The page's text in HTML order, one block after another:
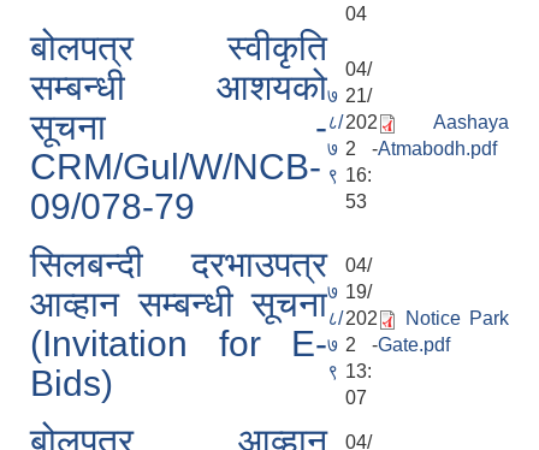
04
बोलपत्र स्वीकृति
सम्बन्धी आशयको
सूचना -
CRM/Gul/W/NCB-
09/078-79
७
८/
७
९
04/
21/
202
2 -
16:
53
Aashaya
Atmabodh.pdf
सिलबन्दी दरभाउपत्र
आव्हान सम्बन्धी सूचना
(Invitation for E-
Bids)
७
८/
७
९
04/
19/
202
2 -
13:
07
Notice Park
Gate.pdf
बोलपत्र आव्हान
04/